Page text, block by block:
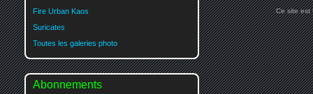
Fire Urban Kaos
Suricates
Toutes les galeries photo
Abonnements
Ce site est